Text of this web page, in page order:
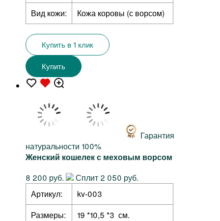
Вид кожи:
Кожа коровы (с ворсом)
Купить в 1 клик
Купить
Гарантия
натуральности 100%
Женский кошелек с меховым ворсом
8 200 руб.
Сплит 2 050 руб.
Артикул:
kv-003
Размеры:
19 *10,5 *3 см.